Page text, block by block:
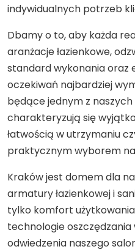
indywidualnych potrzeb
Dbamy o to, aby każda
aranżacje łazienkowe,
standard wykonania oraz
oczekiwań najbardziej
będące jednym z
charakteryzują się
łatwością w utrzymaniu
praktycznym wyborem
Kraków jest domem dla
armatury łazienkowej i
tylko komfort
technologie
odwiedzenia naszego